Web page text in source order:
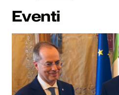
Eventi